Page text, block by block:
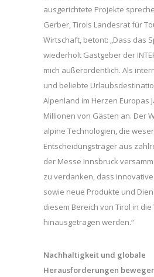
ausgerichtete Projekte
Gerber, Tirols Landesrat für
Wirtschaft, betont: „Dass das
wiederholt Gastgeber der
mich außerordentlich. Als
und beliebte
Alpenland im Herzen Europas
Millionen von Gästen an. Der
alpine Technologien, die
Entscheidungsträger aus
der Messe Innsbruck
zu verdanken, dass
sowie neue Produkte und
diesem Bereich von Tirol in die
hinausgetragen werden.“
Nachhaltigkeit und globale
Herausforderungen